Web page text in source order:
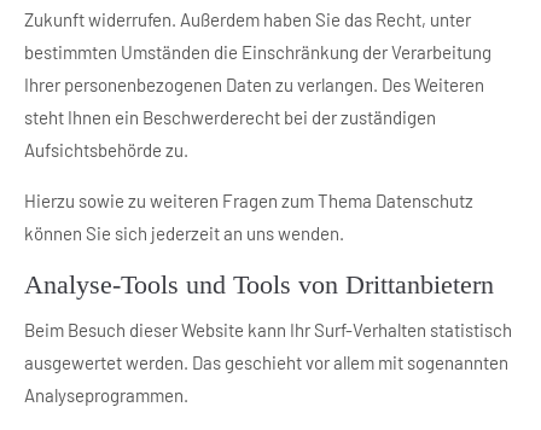
Zukunft widerrufen. Außerdem haben Sie das Recht, unter
bestimmten Umständen die Einschränkung der Verarbeitung
Ihrer personenbezogenen Daten zu verlangen. Des Weiteren
steht Ihnen ein Beschwerderecht bei der zuständigen
Aufsichtsbehörde zu.
Hierzu sowie zu weiteren Fragen zum Thema Datenschutz
können Sie sich jederzeit an uns wenden.
Analyse-Tools und Tools von Dritt­anbietern
Beim Besuch dieser Website kann Ihr Surf-Verhalten statistisch
ausgewertet werden. Das geschieht vor allem mit sogenannten
Analyseprogrammen.